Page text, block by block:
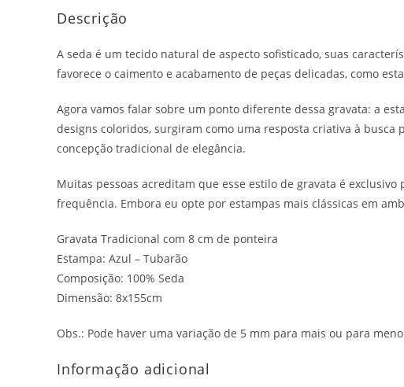
Descrição
A seda é um tecido natural de aspecto sofisticado, suas
favorece o caimento e acabamento de peças delicadas, como
Agora vamos falar sobre um ponto diferente dessa gravata: a
designs coloridos, surgiram como uma resposta criativa à
concepção tradicional de elegância.
Muitas pessoas acreditam que esse estilo de gravata é
frequência. Embora eu opte por estampas mais clássicas em
Gravata Tradicional com 8 cm de ponteira
Estampa: Azul – Tubarão
Composição: 100% Seda
Dimensão: 8x155cm
Obs.: Pode haver uma variação de 5 mm para mais ou para
Informação adicional